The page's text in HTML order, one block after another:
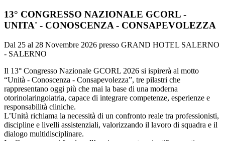
13° CONGRESSO NAZIONALE GCORL -
UNITA' - CONOSCENZA - CONSAPEVOLEZZA
Dal 25 al 28 Novembre 2026 presso GRAND HOTEL SALERNO
- SALERNO
Il 13° Congresso Nazionale GCORL 2026 si ispirerà al motto
“Unità - Conoscenza - Consapevolezza”, tre pilastri che
rappresentano oggi più che mai la base di una moderna
otorinolaringoiatria, capace di integrare competenze, esperienze e
responsabilità cliniche.
L’Unità richiama la necessità di un confronto reale tra professionisti,
discipline e livelli assistenziali, valorizzando il lavoro di squadra e il
dialogo multidisciplinare.